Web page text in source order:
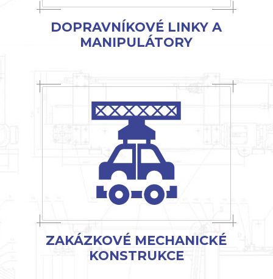
DOPRAVNÍKOVÉ LINKY A
MANIPULÁTORY
ZAKÁZKOVÉ MECHANICKÉ
KONSTRUKCE